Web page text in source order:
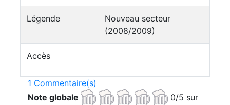
Légende
Nouveau secteur
(2008/2009)
Accès
1 Commentaire(s)
Note globale
0/5 sur